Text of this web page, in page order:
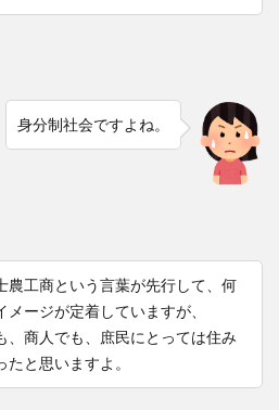
身分制社会ですよね。
農工商という言葉が先行して、何
メージが定着していますが、
、商人でも、庶民にとっては住み
と思いますよ。